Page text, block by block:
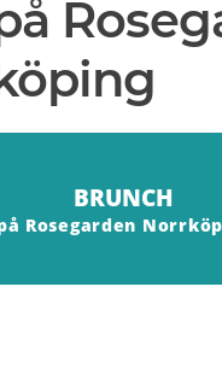
BRUNCH
Rosegarden